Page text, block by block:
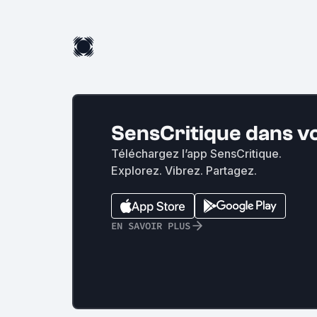
SensCritique dans
Téléchargez l’app SensCritique.
Explorez. Vibrez. Partagez.
EN SAVOIR PLUS